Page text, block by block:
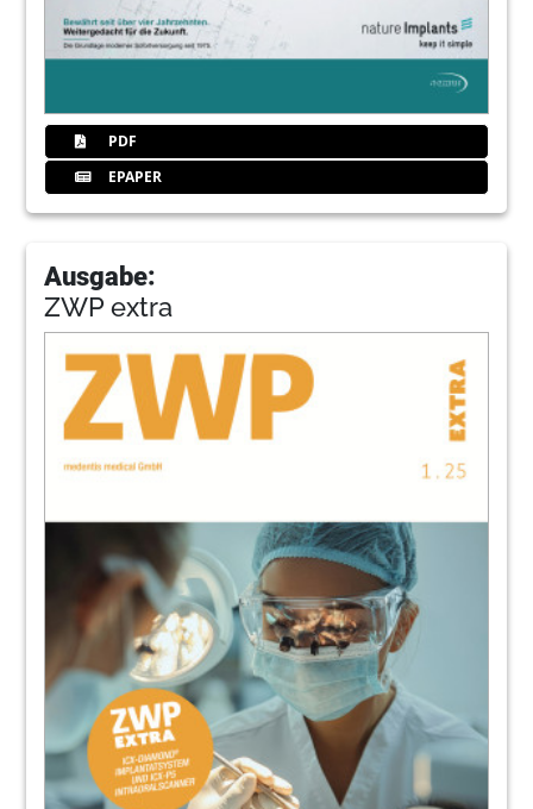
PDF
EPAPER
Ausgabe:
ZWP extra